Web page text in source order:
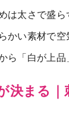
は太さで盛
かい素材で
ら「白が上品
決まる